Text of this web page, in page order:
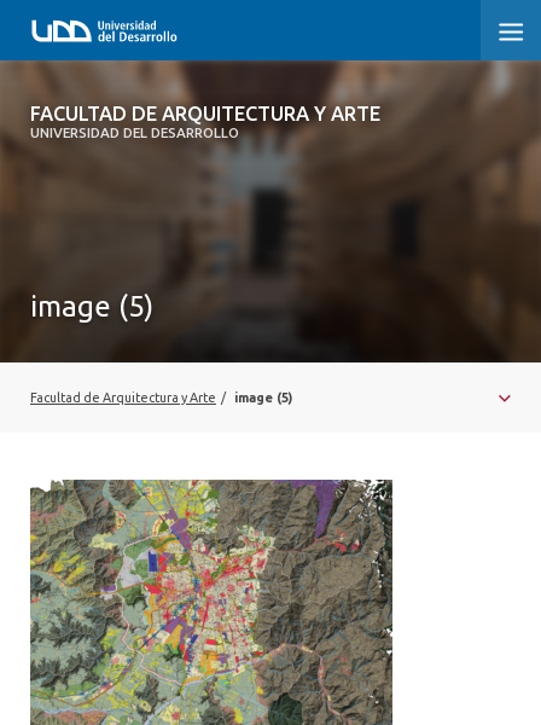
FACULTAD DE ARQUITECTURA Y ARTE
UNIVERSIDAD DEL DESARROLLO
FACULTAD DE ARQUITECTURA Y ARTE
VINCULACIÓN CON EL MEDIO
ALUMNI
PLATAFORMA VUT
image (5)
Facultad de Arquitectura y Arte / image (5)